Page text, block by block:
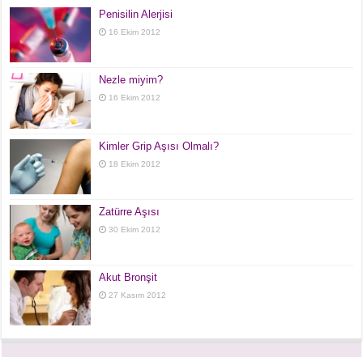
Penisilin Alerjisi
16 Ekim 2012
Nezle miyim?
16 Ekim 2012
Kimler Grip Aşısı Olmalı?
18 Ekim 2012
Zatürre Aşısı
30 Ekim 2012
Akut Bronşit
27 Kasım 2012